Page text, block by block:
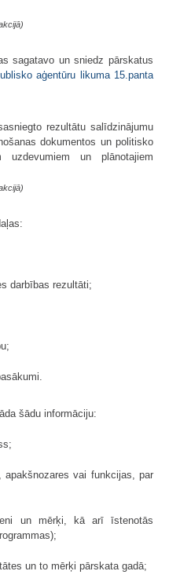
sagatavo un sniedz pārskatus
aģentūru likuma 15.panta
rezultātu salīdzinājumu
dokumentos un politisko
uzdevumiem un plānotajiem
darbības rezultāti;
šādu informāciju:
vai funkcijas, par
un mērķi, kā arī īstenotās
un to mērķi pārskata gadā;